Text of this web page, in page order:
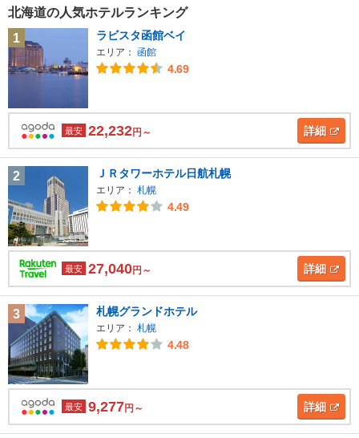
北海道の人気ホテルランキング
1
ラビスタ函館ベイ
エリア： 函館
4.69
最安 22,232円～ 詳細
2 ＪＲタワーホテル日航札幌
エリア： 札幌
4.49
最安 27,040円～ 詳細
3 札幌グランドホテル
エリア： 札幌
4.48
最安 9,277円～ 詳細